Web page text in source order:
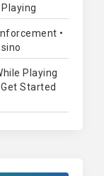
•
Playing
Started